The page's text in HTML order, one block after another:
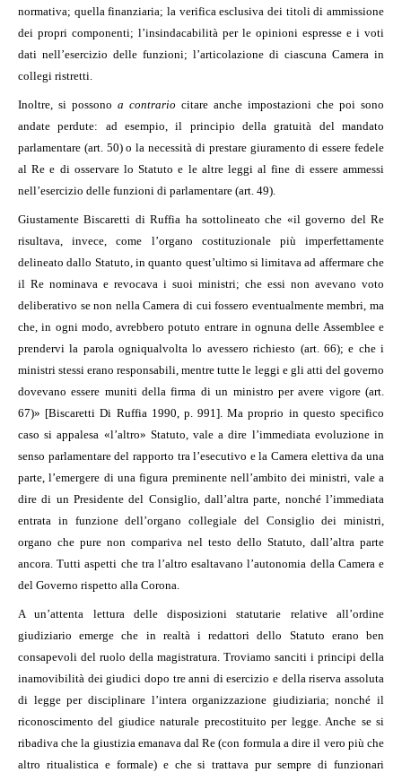
normativa; quella finanziaria; la verifica esclusiva dei titoli di ammissione
dei propri componenti; l’insindacabilità per le opinioni espresse e i voti
dati nell’esercizio delle funzioni; l’articolazione di ciascuna Camera in
collegi ristretti.
Inoltre, si possono a contrario citare anche impostazioni che poi sono
andate perdute: ad esempio, il principio della gratuità del mandato
parlamentare (art. 50) o la necessità di prestare giuramento di essere fedele
al Re e di osservare lo Statuto e le altre leggi al fine di essere ammessi
nell’esercizio delle funzioni di parlamentare (art. 49).
Giustamente Biscaretti di Ruffia ha sottolineato che «il governo del Re
risultava, invece, come l’organo costituzionale più imperfettamente
delineato dallo Statuto, in quanto quest’ultimo si limitava ad affermare che
il Re nominava e revocava i suoi ministri; che essi non avevano voto
deliberativo se non nella Camera di cui fossero eventualmente membri, ma
che, in ogni modo, avrebbero potuto entrare in ognuna delle Assemblee e
prendervi la parola ogniqualvolta lo avessero richiesto (art. 66); e che i
ministri stessi erano responsabili, mentre tutte le leggi e gli atti del governo
dovevano essere muniti della firma di un ministro per avere vigore (art.
67)» [Biscaretti Di Ruffia 1990, p. 991]. Ma proprio in questo specifico
caso si appalesa «l’altro» Statuto, vale a dire l’immediata evoluzione in
senso parlamentare del rapporto tra l’esecutivo e la Camera elettiva da una
parte, l’emergere di una figura preminente nell’ambito dei ministri, vale a
dire di un Presidente del Consiglio, dall’altra parte, nonché l’immediata
entrata in funzione dell’organo collegiale del Consiglio dei ministri,
organo che pure non compariva nel testo dello Statuto, dall’altra parte
ancora. Tutti aspetti che tra l’altro esaltavano l’autonomia della Camera e
del Governo rispetto alla Corona.
A un’attenta lettura delle disposizioni statutarie relative all’ordine
giudiziario emerge che in realtà i redattori dello Statuto erano ben
consapevoli del ruolo della magistratura. Troviamo sanciti i principi della
inamovibilità dei giudici dopo tre anni di esercizio e della riserva assoluta
di legge per disciplinare l’intera organizzazione giudiziaria; nonché il
riconoscimento del giudice naturale precostituito per legge. Anche se si
ribadiva che la giustizia emanava dal Re (con formula a dire il vero più che
altro ritualistica e formale) e che si trattava pur sempre di funzionari